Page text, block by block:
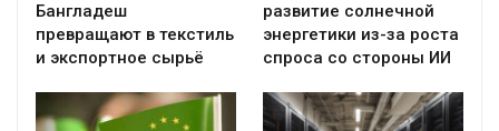
Бангладеш
превращают в текстиль
и экспортное сырьё
развитие солнечной
энергетики из-за роста
спроса со стороны ИИ